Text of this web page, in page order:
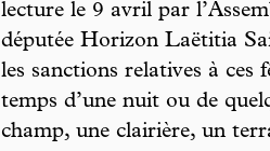
lecture le 9 avril par
députée Horizon Laëtitia
les sanctions relatives à ces
temps d’une nuit ou de
champ, une clairière, un